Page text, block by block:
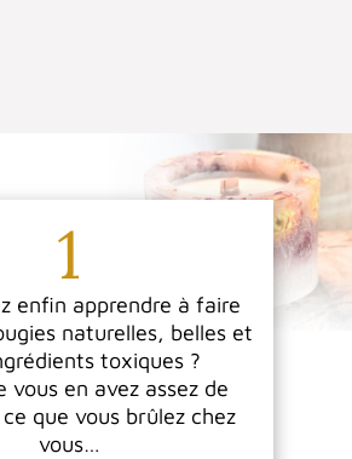
1
enfin apprendre à faire
naturelles, belles et
toxiques ?
vous en avez assez de
que vous brûlez chez
vous…